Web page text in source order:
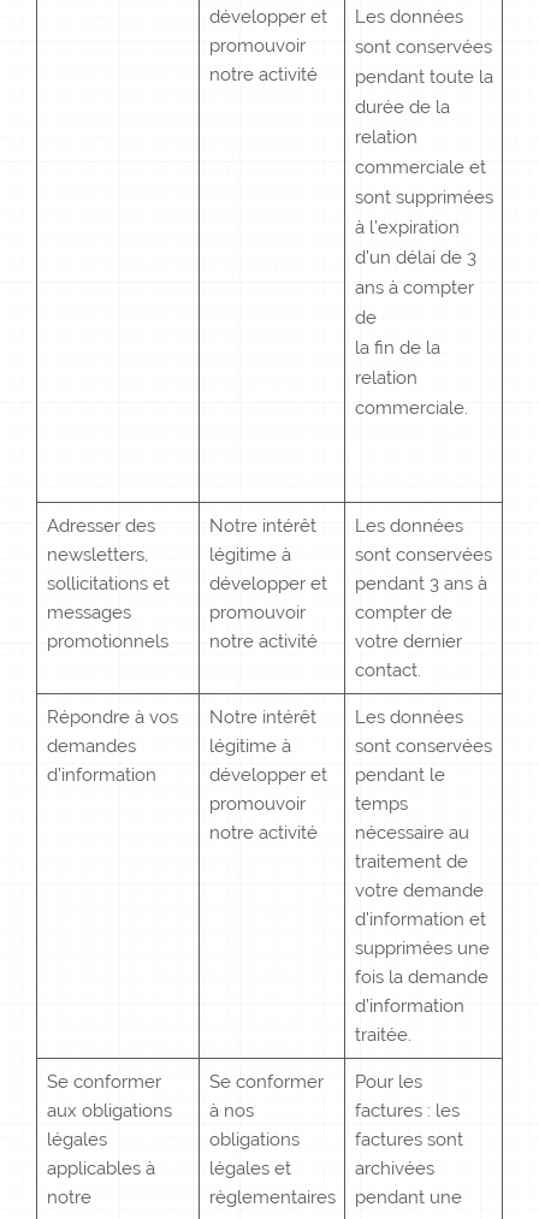
développer et
promouvoir
notre activité
Les données
sont conservées
pendant toute la
durée de la
relation
commerciale et
sont supprimées
à l’expiration
d’un délai de 3
ans à compter
de
la fin de la
relation
commerciale.
Adresser des
newsletters,
sollicitations et
messages
promotionnels
Notre intérêt
légitime à
développer et
promouvoir
notre activité
Les données
sont conservées
pendant 3 ans à
compter de
votre dernier
contact.
Répondre à vos
demandes
d’information
Notre intérêt
légitime à
développer et
promouvoir
notre activité
Les données
sont conservées
pendant le
temps
nécessaire au
traitement de
votre demande
d’information et
supprimées une
fois la demande
d’information
traitée.
Se conformer
aux obligations
légales
applicables à
notre
Se conformer
à nos
obligations
légales et
règlementaires
Pour les
factures : les
factures sont
archivées
pendant une